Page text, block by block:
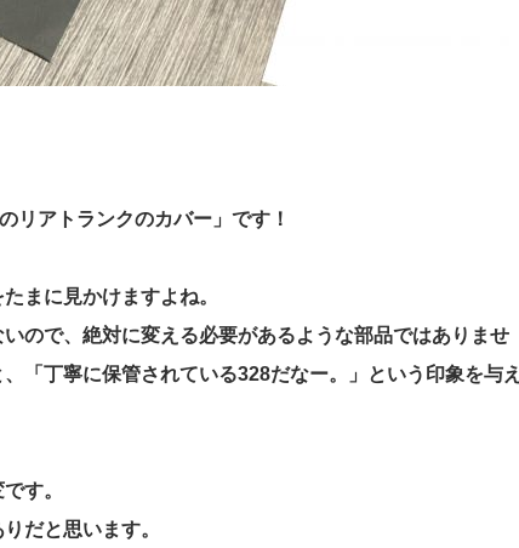
リアトランクのカバー」です！
まに見かけますよね。
ので、絶対に変える必要があるような部品ではありませ
「丁寧に保管されている328だなー。」という印象を与え
す。
だと思います。